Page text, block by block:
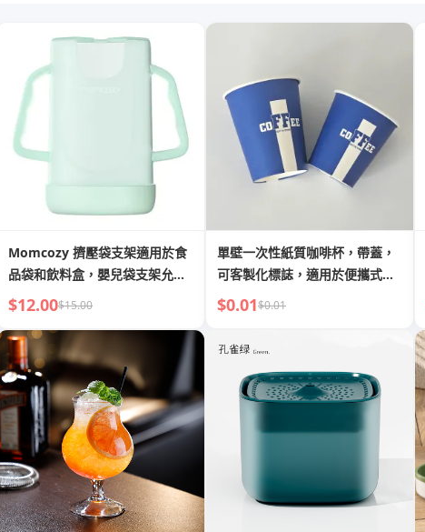
Momcozy 擠壓袋支架適用於食
品袋和飲料盒，嬰兒袋支架允許
寶寶自行進食
$12.00$15.00
單壁一次性紙質咖啡杯，帶蓋，
可客製化標誌，適用於便攜式飲
料
$0.01$0.01